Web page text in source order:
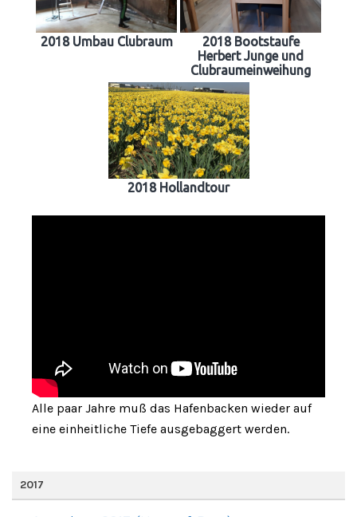
2018 Umbau Clubraum
2018 Bootstaufe
Herbert Junge und
Clubraumeinweihung
2018 Hollandtour
Alle paar Jahre muß das Hafenbacken wieder auf
eine einheitliche Tiefe ausgebaggert werden.
2017